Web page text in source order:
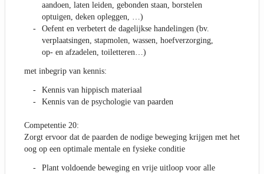
aandoen, laten leiden, gebonden staan, borstelen
optuigen, deken opleggen, …)
Oefent en verbetert de dagelijkse handelingen (bv.
verplaatsingen, stapmolen, wassen, hoefverzorging,
op- en afzadelen, toiletteren…)
met inbegrip van kennis:
Kennis van hippisch materiaal
Kennis van de psychologie van paarden
Competentie 20:
Zorgt ervoor dat de paarden de nodige beweging krijgen met het
oog op een optimale mentale en fysieke conditie
Plant voldoende beweging en vrije uitloop voor alle